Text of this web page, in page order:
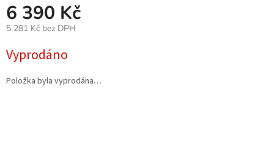
6 390 Kč
5 281 Kč bez DPH
cena:
Vyprodáno
Položka byla vyprodána…